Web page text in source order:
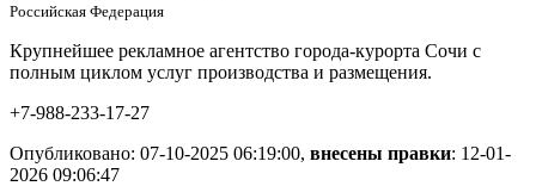
Российская Федерация
Крупнейшее рекламное агентство города-курорта Сочи с
полным циклом услуг производства и размещения.
+7-988-233-17-27
Опубликовано: 07-10-2025 06:19:00, внесены правки: 12-01-
2026 09:06:47